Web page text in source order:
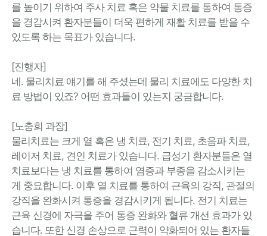
를 높이기 위하여 주사 치료 혹은 약물 치료를 통하여 통증
을 경감시켜 환자분들이 더욱 편하게 재활 치료를 받을 수
있도록 하는 목표가 있습니다.
[진행자]
네. 물리치료 얘기를 해 주셨는데 물리 치료에도 다양한 치
료 방법이 있죠? 어떤 효과들이 있는지 궁금합니다.
[노충희 과장]
물리치료는 크게 열 혹은 냉 치료, 전기 치료, 초음파 치료,
레이저 치료, 견인 치료가 있습니다. 급성기 환자분들은 열
치료보다는 냉 치료를 통하여 염증과 부종을 감소시키는
게 중요합니다. 이후 열 치료를 통하여 근육의 강직, 관절의
강직을 완화시켜 통증을 경감시키게 됩니다. 전기 치료는
근육 신경에 자극을 주어 통증 완화와 혈류 개선 효과가 있
습니다. 또한 신경 손상으로 근력이 약화되어 있는 환자들